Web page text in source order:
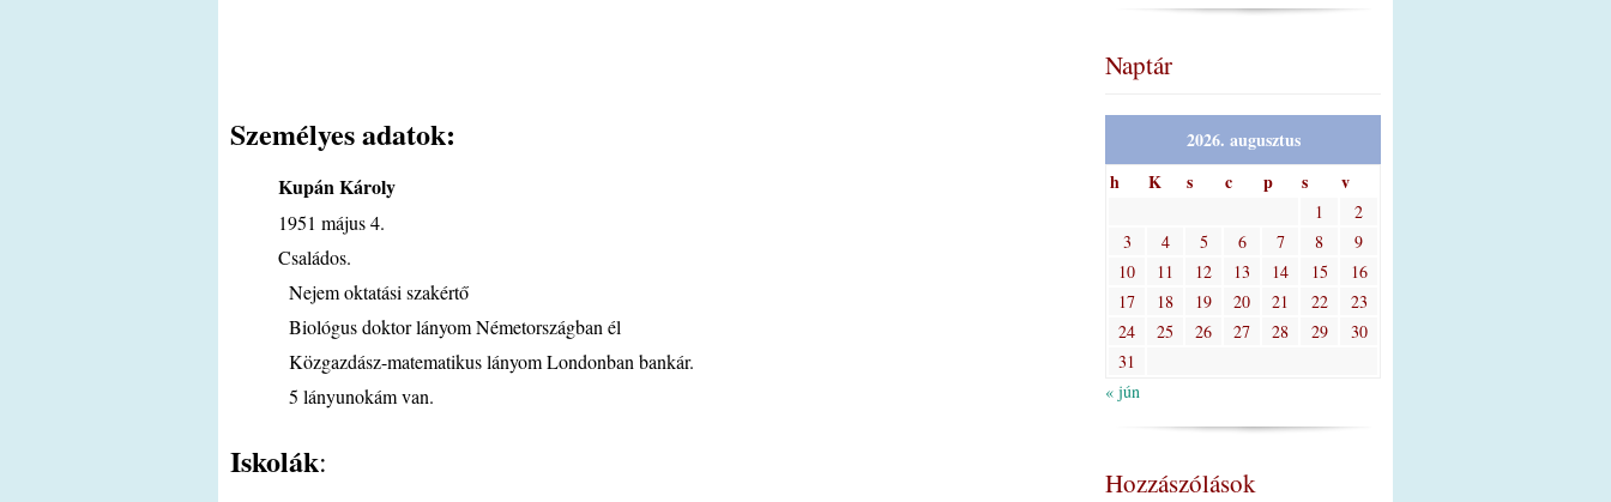
Személyes adatok:
Kupán Károly
1951 május 4.
Családos.
Nejem oktatási szakértő
Biológus doktor lányom Németországban él
Közgazdász-matematikus lányom Londonban bankár.
5 lányunokám van.
Iskolák:
Naptár
2026. augusztus
h
K s c p s v
1
2
3
4 5 6 7 8
9
10
11 12 13 14 15
16
17
18 19 20 21 22
23
24
25 26 27 28 29
30
31
« jún
Hozzászólások